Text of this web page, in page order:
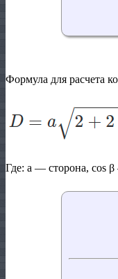
Формула для расчета
Где: a — сторона, cos β